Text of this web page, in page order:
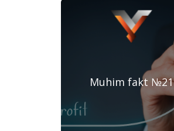
Muhim fakt №21